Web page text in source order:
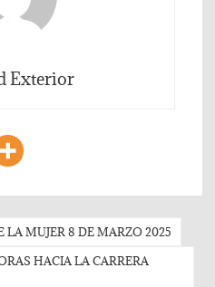
Exterior
MUJER 8 DE MARZO 2025
HACIA LA CARRERA